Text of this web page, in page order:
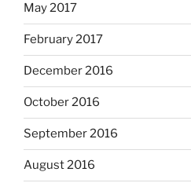
May 2017
February 2017
December 2016
October 2016
September 2016
August 2016